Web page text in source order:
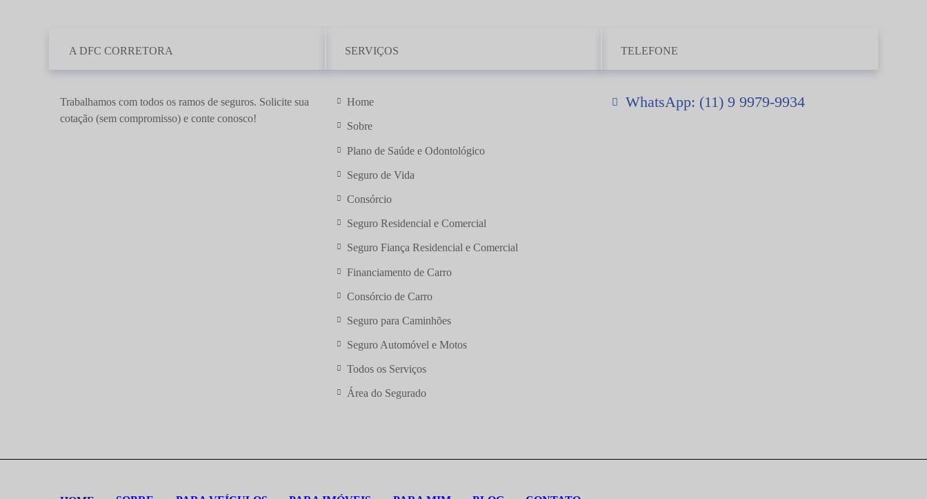
A DFC CORRETORA
Trabalhamos com todos os ramos de seguros. Solicite sua
cotação (sem compromisso) e conte conosco!
SERVIÇOS
Home
Sobre
Plano de Saúde e Odontológico
Seguro de Vida
Consórcio
Seguro Residencial e Comercial
Seguro Fiança Residencial e Comercial
Financiamento de Carro
Consórcio de Carro
Seguro para Caminhões
Seguro Automóvel e Motos
Todos os Serviços
Área do Segurado
TELEFONE
WhatsApp: (11) 9 9979-9934